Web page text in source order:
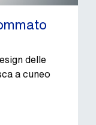
delle
a cuneo